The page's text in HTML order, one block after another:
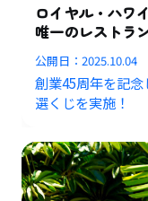
ロイヤル・ハワ
唯一のレストラ
公開日：2025.10.04
創業45周年を記
選くじを実施！